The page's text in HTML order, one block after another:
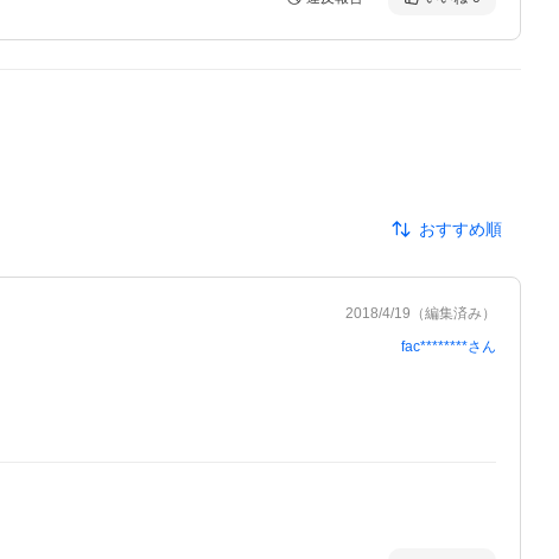
おすすめ順
2018/4/19 （編集済み）
fac********さん